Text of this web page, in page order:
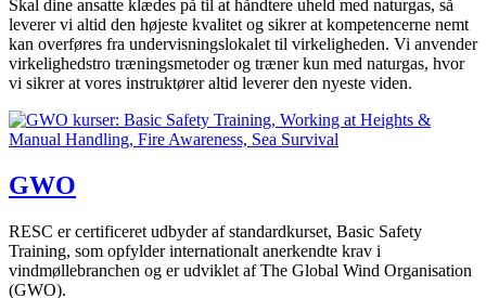
Skal dine ansatte klædes på til at håndtere uheld med naturgas, så
leverer vi altid den højeste kvalitet og sikrer at kompetencerne nemt
kan overføres fra undervisningslokalet til virkeligheden. Vi anvender
virkelighedstro træningsmetoder og træner kun med naturgas, hvor
vi sikrer at vores instruktører altid leverer den nyeste viden.
GWO
RESC er certificeret udbyder af standardkurset, Basic Safety
Training, som opfylder internationalt anerkendte krav i
vindmøllebranchen og er udviklet af The Global Wind Organisation
(GWO).